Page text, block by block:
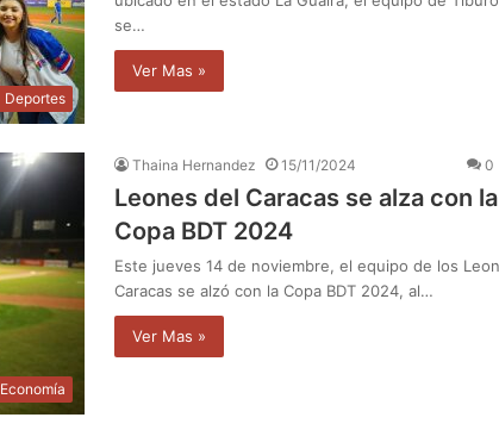
Deportes
se…
Ver Mas »
Economía
Thaina Hernandez 15/11/2024 0
Leones del Caracas se alza con la
Copa BDT 2024
Este jueves 14 de noviembre, el equipo de los
Caracas se alzó con la Copa BDT 2024, al…
Ver Mas »